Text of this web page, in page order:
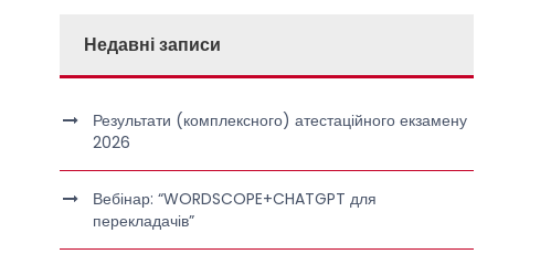
Недавні записи
Результати (комплексного) атестаційного екзамену
2026
Вебінар: “WORDSCOPE+CHATGPT для
перекладачів”